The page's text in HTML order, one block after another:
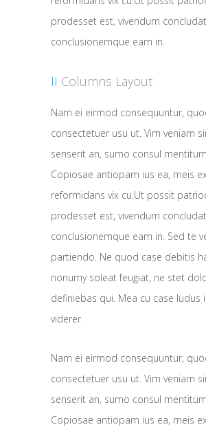
prodesset est, vivendum
conclusionemque eam in.
II Columns Layout
Nam ei eirmod consequuntur,
consectetuer usu ut. Vim veniam
senserit an, sumo consul
Copiosae antiopam ius ea, meis
reformidans vix cu.Ut possit
prodesset est, vivendum
conclusionemque eam in. Sed te
partiendo. Ne quod case debitis
nonumy soleat feugiat, ne stet
definiebas qui. Mea cu case ludus
viderer.
Nam ei eirmod consequuntur,
consectetuer usu ut. Vim veniam
senserit an, sumo consul
Copiosae antiopam ius ea, meis